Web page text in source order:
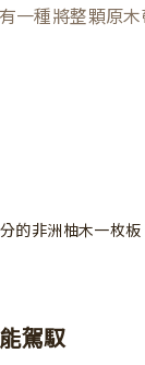
一種將整顆原
的非洲柚木一枚板
駕馭